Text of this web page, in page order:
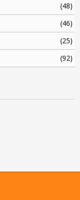
(48)
(46)
(25)
(92)